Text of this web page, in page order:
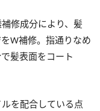
修成分により、髪
W補修。指通りなめ
髪表面をコート
を配合している点